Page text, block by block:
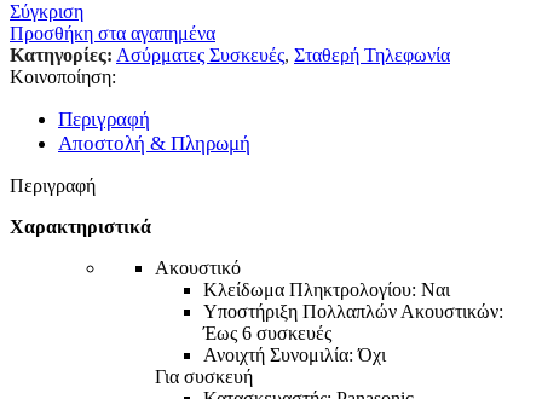
Σύγκριση
Προσθήκη στα αγαπημένα
Κατηγορίες: Ασύρματες Συσκευές, Σταθερή Τηλεφωνία
Κοινοποίηση:
Περιγραφή
Αποστολή & Πληρωμή
Περιγραφή
Χαρακτηριστικά
Ακουστικό
Κλείδωμα Πληκτρολογίου: Ναι
Υποστήριξη Πολλαπλών Ακουστικών:
Έως 6 συσκευές
Ανοιχτή Συνομιλία: Όχι
Για συσκευή